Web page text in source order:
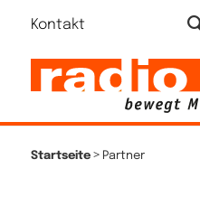
Kontakt
Startseite> Partner